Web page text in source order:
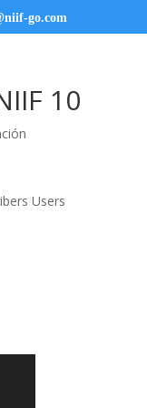
go.com
10
Users